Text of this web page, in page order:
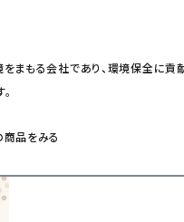
まもる会社であり、環境保全に貢
商品をみる